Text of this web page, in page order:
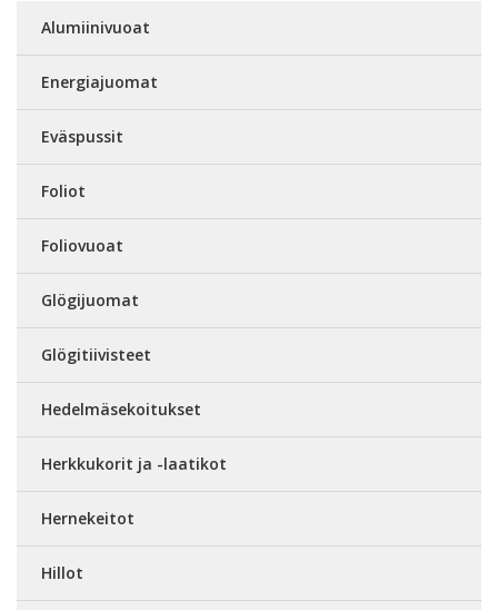
Alumiinivuoat
Energiajuomat
Eväspussit
Foliot
Foliovuoat
Glögijuomat
Glögitiivisteet
Hedelmäsekoitukset
Herkkukorit ja -laatikot
Hernekeitot
Hillot